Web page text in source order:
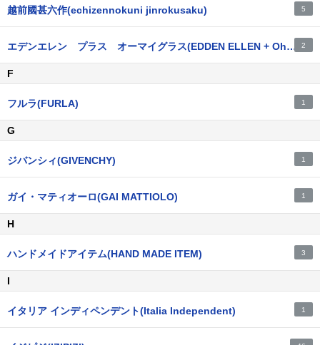
越前國甚六作(echizennokuni jinrokusaku) 5
エデンエレン プラス オーマイグラス(EDDEN ELLEN + Oh My Glasses) 2
F
フルラ(FURLA) 1
G
ジバンシィ(GIVENCHY) 1
ガイ・マティオーロ(GAI MATTIOLO) 1
H
ハンドメイドアイテム(HAND MADE ITEM) 3
I
イタリア インディペンデント(Italia Independent) 1